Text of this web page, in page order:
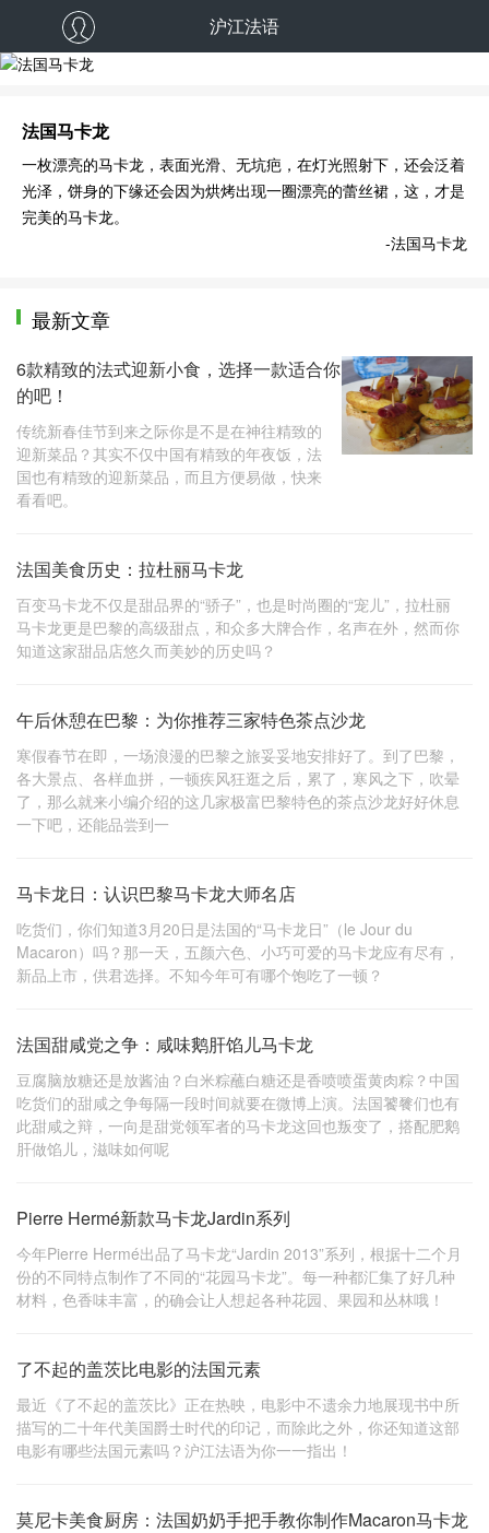
沪江法语
法国马卡龙
一枚漂亮的马卡龙，表面光滑、无坑疤，在灯光照射下，还会泛着
光泽，饼身的下缘还会因为烘烤出现一圈漂亮的蕾丝裙，这，才是
完美的马卡龙。
-法国马卡龙
最新文章
6款精致的法式迎新小食，选择一款适合你
的吧！
传统新春佳节到来之际你是不是在神往精致的
迎新菜品？其实不仅中国有精致的年夜饭，法
国也有精致的迎新菜品，而且方便易做，快来
看看吧。
法国美食历史：拉杜丽马卡龙
百变马卡龙不仅是甜品界的“骄子”，也是时尚圈的“宠儿”，拉杜丽
马卡龙更是巴黎的高级甜点，和众多大牌合作，名声在外，然而你
知道这家甜品店悠久而美妙的历史吗？
午后休憩在巴黎：为你推荐三家特色茶点沙龙
寒假春节在即，一场浪漫的巴黎之旅妥妥地安排好了。到了巴黎，
各大景点、各样血拼，一顿疾风狂逛之后，累了，寒风之下，吹晕
了，那么就来小编介绍的这几家极富巴黎特色的茶点沙龙好好休息
一下吧，还能品尝到一
马卡龙日：认识巴黎马卡龙大师名店
吃货们，你们知道3月20日是法国的“马卡龙日”（le Jour du
Macaron）吗？那一天，五颜六色、小巧可爱的马卡龙应有尽有，
新品上市，供君选择。不知今年可有哪个饱吃了一顿？
法国甜咸党之争：咸味鹅肝馅儿马卡龙
豆腐脑放糖还是放酱油？白米粽蘸白糖还是香喷喷蛋黄肉粽？中国
吃货们的甜咸之争每隔一段时间就要在微博上演。法国饕餮们也有
此甜咸之辩，一向是甜党领军者的马卡龙这回也叛变了，搭配肥鹅
肝做馅儿，滋味如何呢
Pierre Hermé新款马卡龙Jardin系列
今年Pierre Hermé出品了马卡龙“Jardin 2013”系列，根据十二个月
份的不同特点制作了不同的“花园马卡龙”。每一种都汇集了好几种
材料，色香味丰富，的确会让人想起各种花园、果园和丛林哦！
了不起的盖茨比电影的法国元素
最近《了不起的盖茨比》正在热映，电影中不遗余力地展现书中所
描写的二十年代美国爵士时代的印记，而除此之外，你还知道这部
电影有哪些法国元素吗？沪江法语为你一一指出！
莫尼卡美食厨房：法国奶奶手把手教你制作Macaron马卡龙